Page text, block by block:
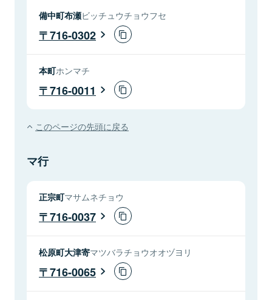
備中町布瀬ビッチュウチョウフセ
716-0302
本町ホンマチ
716-0011
このページの先頭に戻る
マ行
正宗町マサムネチョウ
716-0037
松原町大津寄マツバラチョウオオヅヨリ
716-0065